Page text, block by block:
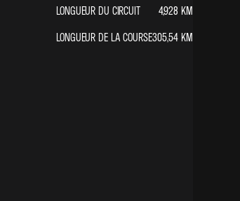
LONGUEUR DU CIRCUIT
4,928 KM
LONGUEUR DE LA COURSE305,54 KM